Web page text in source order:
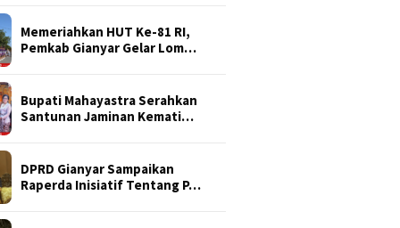
Memeriahkan HUT Ke-81 RI,
Pemkab Gianyar Gelar Lom…
Bupati Mahayastra Serahkan
Santunan Jaminan Kemati…
DPRD Gianyar Sampaikan
Raperda Inisiatif Tentang P…